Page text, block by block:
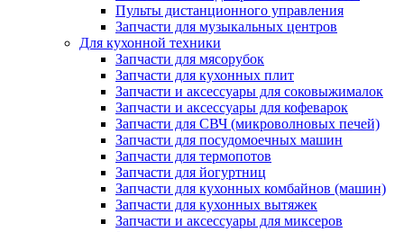
Пульты дистанционного управления
Запчасти для музыкальных центров
Для кухонной техники
Запчасти для мясорубок
Запчасти для кухонных плит
Запчасти и аксессуары для соковыжималок
Запчасти и аксессуары для кофеварок
Запчасти для СВЧ (микроволновых печей)
Запчасти для посудомоечных машин
Запчасти для термопотов
Запчасти для йогуртниц
Запчасти для кухонных комбайнов (машин)
Запчасти для кухонных вытяжек
Запчасти и аксессуары для миксеров